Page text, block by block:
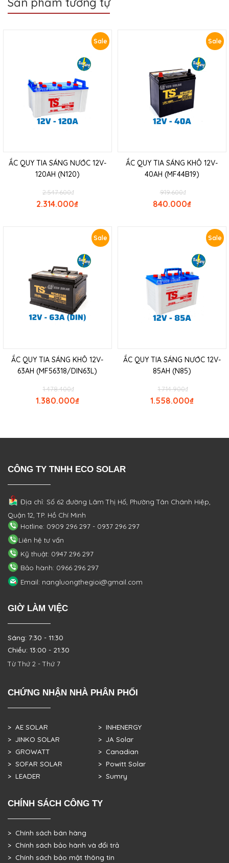
Sale
ẮC QUY TIA SÁNG NƯỚC 12V-
120AH (N120)
₫
2.547.600
₫
2.314.000
Sale
ẮC QUY TIA SÁNG KHÔ 12V-
40AH (MF44B19)
₫
919.600
₫
840.000
Sale
ẮC QUY TIA SÁNG KHÔ 12V-
63AH (MF56318/DIN63L)
₫
1.478.400
₫
1.380.000
Sale
ẮC QUY TIA SÁNG NƯỚC 12V-
85AH (N85)
₫
1.714.900
₫
1.558.000
CÔNG TY TNHH ECO SOLAR
Địa chỉ: Số 62 đường Lâm Thị Hố, PhườngTân Chánh Hiệp,
Quận 12, TP. Hồ Chí Minh
Hotline: 0909 296 297 - 0937 296 297
Liên hệ tư vấn
Kỹ thuật: 0947 296 297
Bảo hành: 0966 296 297
Email: nangluongthegioi@gmail.com
GIỜ LÀM VIỆC
Sáng: 7:30 - 11:30
Chiều: 13:00 - 21:30
Từ Thứ 2 - Thứ 7
CHỨNG NHẬN NHÀ PHÂN PHỐI
> AE SOLAR
> JINKO SOLAR
> GROWATT
> SOFAR SOLAR
> LEADER
> INHENERGY
> JA Solar
> Canadian
> Powitt Solar
> Sumry
CHÍNH SÁCH CÔNG TY
> Chính sách bán hàng
> Chính sách bảo hành và đổi trả
> Chính sách bảo mật thông tin